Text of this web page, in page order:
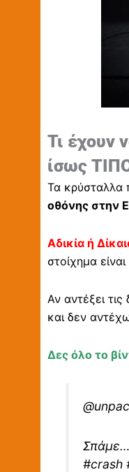
Τι έχουν
ίσως
Τα κρύσταλλα
οθόνης στην
Αδικία ή
στοίχημα
Αν αντέξει
και δεν
Δες όλο το
Σπάμε…
#crash